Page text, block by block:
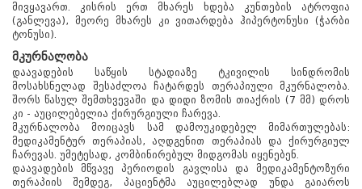
მივყავართ. კისრის ერთ მხარეს ხდება კუნთების ატროფია
(განლევა), მეორე მხარეს კი ვითარდება ჰიპერტონუსი (ჭარბი
ტონუსი).
მკურნალობა
დაავადების საწყის სტადიაზე ტკივილის სინდრომის
მოსახსნელად შესაძლოა ჩატარდეს თერაპიული მკურნალობა.
შორს წასულ შემთხვევაში და დიდი ზომის თიაქრის (7 მმ) დროს
კი - აუცილებელია ქირურგიული ჩარევა.
მკურნალობა მოიცავს სამ დამოუკიდებელ მიმართულებას:
მედიკამენტურ თერაპიას, აღდგენით თერაპიას და ქირურგიულ
ჩარევას. უმეტესად, კომბინირებულ მიდგომას იყენებენ.
დაავადების მწვავე პერიოდის გავლისა და მედიკამენტოზური
თერაპიის შემდეგ, პაციენტმა აუცილებლად უნდა გაიაროს